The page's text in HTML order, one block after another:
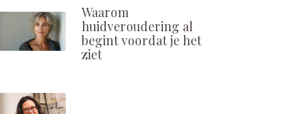
Waarom
huidveroudering al
begint voordat je het
ziet